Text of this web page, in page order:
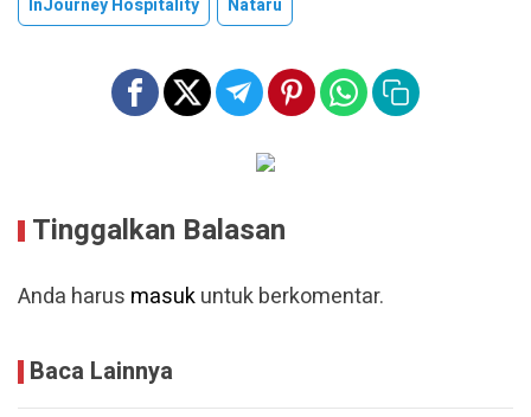
Tinggalkan Balasan
Anda harus masukuntuk berkomentar.
Baca Lainnya